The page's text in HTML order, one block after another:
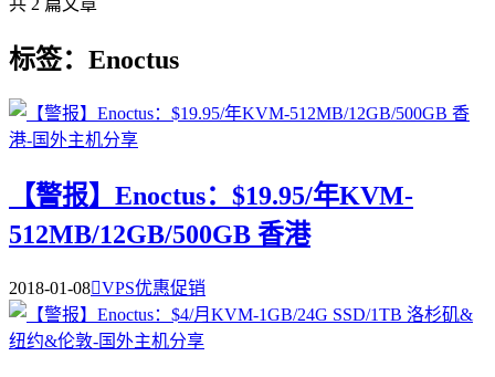
共 2 篇文章
标签：Enoctus
【警报】Enoctus：$19.95/年KVM-
512MB/12GB/500GB 香港
2018-01-08VPS优惠促销